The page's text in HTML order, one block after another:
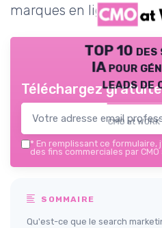
marques en ligne.
TOP 10
IA pour
leads de
CMO at
Téléchargez
* En remplissant ce formulaire,
des fins commerciales par
SOMMAIRE
Qu'est-ce que le search